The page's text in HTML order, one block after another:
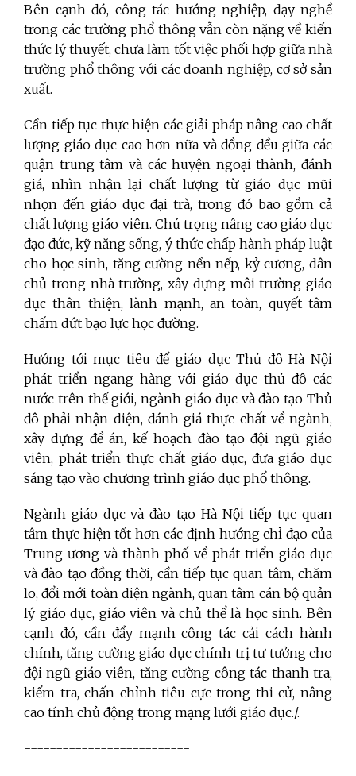
Bên cạnh đó, công tác hướng nghiệp, dạy nghề
trong các trường phổ thông vẫn còn nặng về kiến
thức lý thuyết, chưa làm tốt việc phối hợp giữa nhà
trường phổ thông với các doanh nghiệp, cơ sở sản
xuất.
Cần tiếp tục thực hiện các giải pháp nâng cao chất
lượng giáo dục cao hơn nữa và đồng đều giữa các
quận trung tâm và các huyện ngoại thành, đánh
giá, nhìn nhận lại chất lượng từ giáo dục mũi
nhọn đến giáo dục đại trà, trong đó bao gồm cả
chất lượng giáo viên. Chú trọng nâng cao giáo dục
đạo đức, kỹ năng sống, ý thức chấp hành pháp luật
cho học sinh, tăng cường nền nếp, kỷ cương, dân
chủ trong nhà trường, xây dựng môi trường giáo
dục thân thiện, lành mạnh, an toàn, quyết tâm
chấm dứt bạo lực học đường.
Hướng tới mục tiêu để giáo dục Thủ đô Hà Nội
phát triển ngang hàng với giáo dục thủ đô các
nước trên thế giới, ngành giáo dục và đào tạo Thủ
đô phải nhận diện, đánh giá thực chất về ngành,
xây dựng đề án, kế hoạch đào tạo đội ngũ giáo
viên, phát triển thực chất giáo dục, đưa giáo dục
sáng tạo vào chương trình giáo dục phổ thông.
Ngành giáo dục và đào tạo Hà Nội tiếp tục quan
tâm thực hiện tốt hơn các định hướng chỉ đạo của
Trung ương và thành phố về phát triển giáo dục
và đào tạo đồng thời, cần tiếp tục quan tâm, chăm
lo, đổi mới toàn diện ngành, quan tâm cán bộ quản
lý giáo dục, giáo viên và chủ thể là học sinh. Bên
cạnh đó, cần đẩy mạnh công tác cải cách hành
chính, tăng cường giáo dục chính trị tư tưởng cho
đội ngũ giáo viên, tăng cường công tác thanh tra,
kiểm tra, chấn chỉnh tiêu cực trong thi cử, nâng
cao tính chủ động trong mạng lưới giáo dục./.
--------------------------